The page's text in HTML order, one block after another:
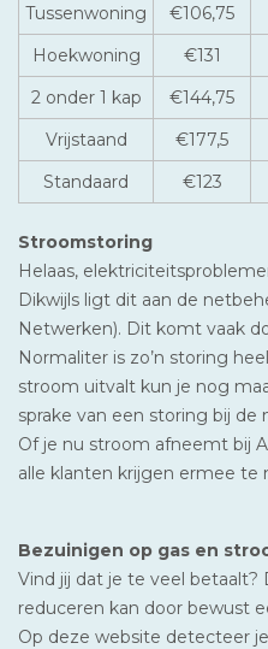
Tussenwoning
€106,75
Hoekwoning
€131
2 onder 1 kap
€144,75
Vrijstaand
€177,5
Standaard
€123
Stroomstoring
Helaas,
Dikwijls ligt dit aan de
Netwerken). Dit komt vaak
Normaliter is zo’n storing
stroom uitvalt kun je nog
sprake van een storing bij
Of je nu stroom afneemt bij
alle klanten krijgen ermee te
Bezuinigen op gas en
Vind jij dat je te veel betaalt?
reduceren kan door bewust
Op deze website detecteer